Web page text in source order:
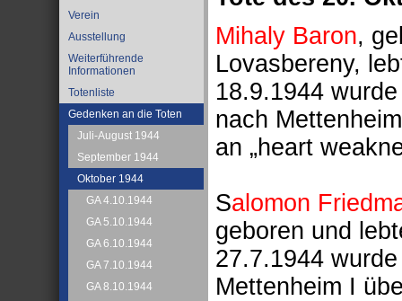
Verein
Ausstellung
Weiterführende
Informationen
Totenliste
Gedenken an die Toten
Juli-August 1944
September 1944
Oktober 1944
GA 4.10.1944
GA 5.10.1944
GA 6.10.1944
GA 7.10.1944
GA 8.10.1944
Mihaly Baron,
Lovasbereny,
18.9.1944
nach
an „heart
Salomon
geboren und
27.7.1944
Mettenheim I